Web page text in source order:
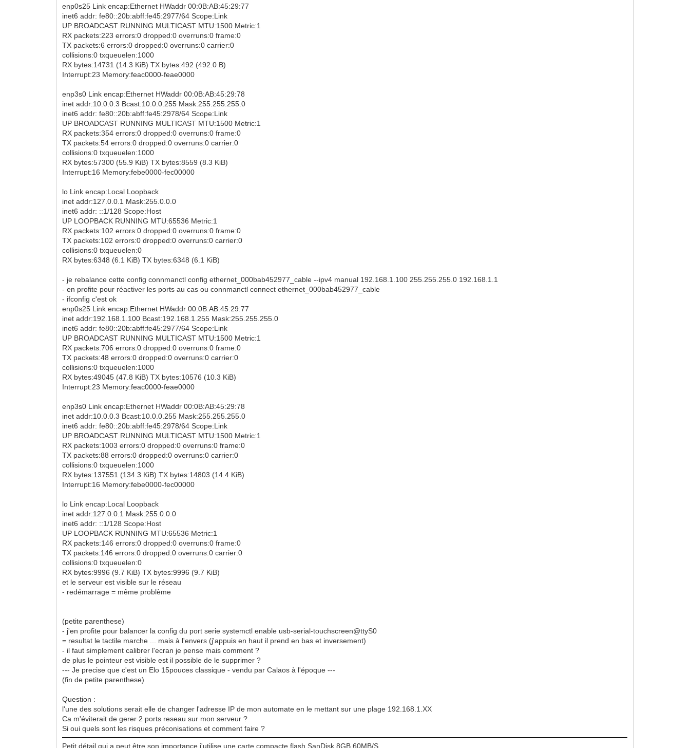
enp0s25 Link encap:Ethernet HWaddr 00:0B:AB:45:29:77
inet6 addr: fe80::20b:abff:fe45:2977/64 Scope:Link
UP BROADCAST RUNNING MULTICAST MTU:1500 Metric:1
RX packets:223 errors:0 dropped:0 overruns:0 frame:0
TX packets:6 errors:0 dropped:0 overruns:0 carrier:0
collisions:0 txqueuelen:1000
RX bytes:14731 (14.3 KiB) TX bytes:492 (492.0 B)
Interrupt:23 Memory:feac0000-feae0000
enp3s0 Link encap:Ethernet HWaddr 00:0B:AB:45:29:78
inet addr:10.0.0.3 Bcast:10.0.0.255 Mask:255.255.255.0
inet6 addr: fe80::20b:abff:fe45:2978/64 Scope:Link
UP BROADCAST RUNNING MULTICAST MTU:1500 Metric:1
RX packets:354 errors:0 dropped:0 overruns:0 frame:0
TX packets:54 errors:0 dropped:0 overruns:0 carrier:0
collisions:0 txqueuelen:1000
RX bytes:57300 (55.9 KiB) TX bytes:8559 (8.3 KiB)
Interrupt:16 Memory:febe0000-fec00000
lo Link encap:Local Loopback
inet addr:127.0.0.1 Mask:255.0.0.0
inet6 addr: ::1/128 Scope:Host
UP LOOPBACK RUNNING MTU:65536 Metric:1
RX packets:102 errors:0 dropped:0 overruns:0 frame:0
TX packets:102 errors:0 dropped:0 overruns:0 carrier:0
collisions:0 txqueuelen:0
RX bytes:6348 (6.1 KiB) TX bytes:6348 (6.1 KiB)
- je rebalance cette config connmanctl config ethernet_000bab452977_cable --ipv4 manual 192.168.1.100 255.255.255.0 192.168.1.1
- en profite pour réactiver les ports au cas ou connmanctl connect ethernet_000bab452977_cable
- ifconfig c'est ok
enp0s25 Link encap:Ethernet HWaddr 00:0B:AB:45:29:77
inet addr:192.168.1.100 Bcast:192.168.1.255 Mask:255.255.255.0
inet6 addr: fe80::20b:abff:fe45:2977/64 Scope:Link
UP BROADCAST RUNNING MULTICAST MTU:1500 Metric:1
RX packets:706 errors:0 dropped:0 overruns:0 frame:0
TX packets:48 errors:0 dropped:0 overruns:0 carrier:0
collisions:0 txqueuelen:1000
RX bytes:49045 (47.8 KiB) TX bytes:10576 (10.3 KiB)
Interrupt:23 Memory:feac0000-feae0000
enp3s0 Link encap:Ethernet HWaddr 00:0B:AB:45:29:78
inet addr:10.0.0.3 Bcast:10.0.0.255 Mask:255.255.255.0
inet6 addr: fe80::20b:abff:fe45:2978/64 Scope:Link
UP BROADCAST RUNNING MULTICAST MTU:1500 Metric:1
RX packets:1003 errors:0 dropped:0 overruns:0 frame:0
TX packets:88 errors:0 dropped:0 overruns:0 carrier:0
collisions:0 txqueuelen:1000
RX bytes:137551 (134.3 KiB) TX bytes:14803 (14.4 KiB)
Interrupt:16 Memory:febe0000-fec00000
lo Link encap:Local Loopback
inet addr:127.0.0.1 Mask:255.0.0.0
inet6 addr: ::1/128 Scope:Host
UP LOOPBACK RUNNING MTU:65536 Metric:1
RX packets:146 errors:0 dropped:0 overruns:0 frame:0
TX packets:146 errors:0 dropped:0 overruns:0 carrier:0
collisions:0 txqueuelen:0
RX bytes:9996 (9.7 KiB) TX bytes:9996 (9.7 KiB)
et le serveur est visible sur le réseau
- redémarrage = même problème
(petite parenthese)
- j'en profite pour balancer la config du port serie systemctl enable usb-serial-touchscreen@ttyS0
= resultat le tactile marche ... mais à l'envers (j'appuis en haut il prend en bas et inversement)
- il faut simplement calibrer l'ecran je pense mais comment ?
de plus le pointeur est visible est il possible de le supprimer ?
--- Je precise que c'est un Elo 15pouces classique - vendu par Calaos à l'époque ---
(fin de petite parenthese)
Question :
l'une des solutions serait elle de changer l'adresse IP de mon automate en le mettant sur une plage 192.168.1.XX
Ca m'éviterait de gerer 2 ports reseau sur mon serveur ?
Si oui quels sont les risques préconisations et comment faire ?
Petit détail qui a peut être son importance j'utilise une carte compacte flash SanDisk 8GB 60MB/S